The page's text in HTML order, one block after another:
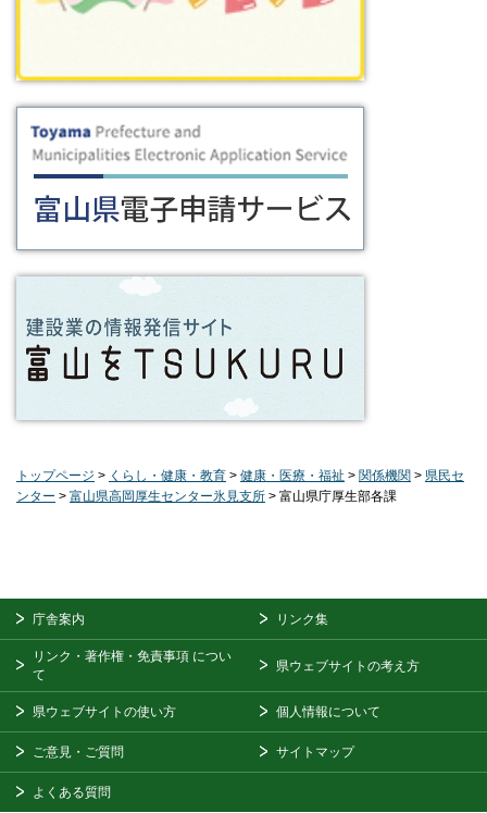
トップページ > くらし・健康・教育 > 健康・医療・福祉 > 関係機関 > 県民セ
ンター > 富山県高岡厚生センター氷見支所 > 富山県庁厚生部各課
庁舎案内 リンク集
リンク・著作権・免責事項 につい
て
県ウェブサイトの考え方
県ウェブサイトの使い方 個人情報について
ご意見・ご質問 サイトマップ
よくある質問